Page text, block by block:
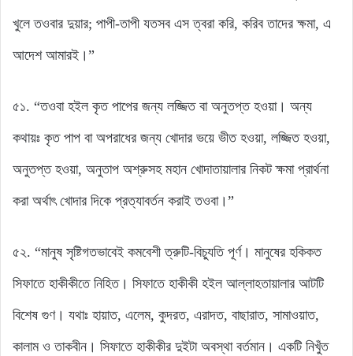
খুলে তওবার দুয়ার; পাপী-তাপী যতসব এস ত্বরা করি, করিব তাদের ক্ষমা, এ
আদেশ আমারই।”
৫১. “তওবা হইল কৃত পাপের জন্য লজ্জিত বা অনুতপ্ত হওয়া। অন্য
কথায়ঃ কৃত পাপ বা অপরাধের জন্য খোদার ভয়ে ভীত হওয়া, লজ্জিত হওয়া,
অনুতপ্ত হওয়া, অনুতাপ অশ্রুসহ মহান খোদাতায়ালার নিকট ক্ষমা প্রার্থনা
করা অর্থাৎ খোদার দিকে প্রত্যাবর্তন করাই তওবা।”
৫২. “মানুষ সৃষ্টিগতভাবেই কমবেশী ত্রুটি-বিচ্যুতি পূর্ণ। মানুষের হকিকত
সিফাতে হাকীকীতে নিহিত। সিফাতে হাকীকী হইল আল্লাহতায়ালার আটটি
বিশেষ গুণ। যথাঃ হায়াত, এলেম, কুদরত, এরাদত, বাছারাত, সামাওয়াত,
কালাম ও তাকবীন। সিফাতে হাকীকীর দুইটা অবস্থা বর্তমান। একটি নিখুঁত